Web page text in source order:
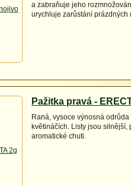
a zabraňuje jeho
urychluje zarůstání prázdných
Pažitka pravá -
Raná, vysoce výnosná
květináčích. Listy jsou
aromatické chuti.